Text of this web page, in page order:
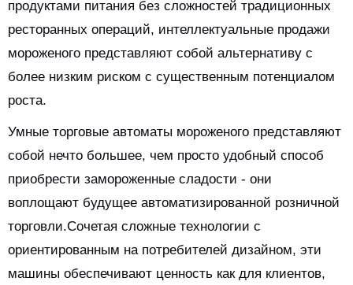
продуктами питания без сложностей традиционных
ресторанных операций, интеллектуальные продажи
мороженого представляют собой альтернативу с
более низким риском с существенным потенциалом
роста.
Умные торговые автоматы мороженого представляют
собой нечто большее, чем просто удобный способ
приобрести замороженные сладости - они
воплощают будущее автоматизированной розничной
торговли.Сочетая сложные технологии с
ориентированным на потребителей дизайном, эти
машины обеспечивают ценность как для клиентов,